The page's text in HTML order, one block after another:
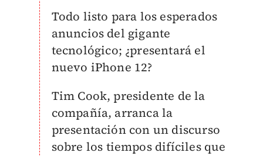
Todo listo para los esperados
anuncios del gigante
tecnológico; ¿presentará el
nuevo iPhone 12?
Tim Cook, presidente de la
compañía, arranca la
presentación con un discurso
sobre los tiempos difíciles que